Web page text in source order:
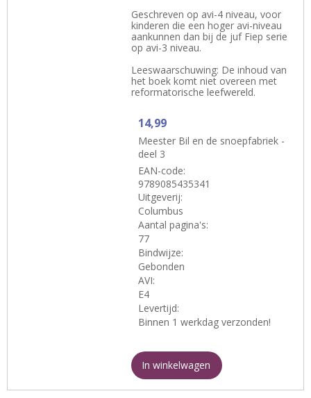
Geschreven op avi-4 niveau, voor
kinderen die een hoger avi-niveau
aankunnen dan bij de juf Fiep serie
op avi-3 niveau.
Leeswaarschuwing: De inhoud van
het boek komt niet overeen met
reformatorische leefwereld.
14,99
Meester Bil en de snoepfabriek -
deel 3
EAN-code:
9789085435341
Uitgeverij:
Columbus
Aantal pagina's:
77
Bindwijze:
Gebonden
AVI:
E4
Levertijd:
Binnen 1 werkdag verzonden!
In winkelwagen